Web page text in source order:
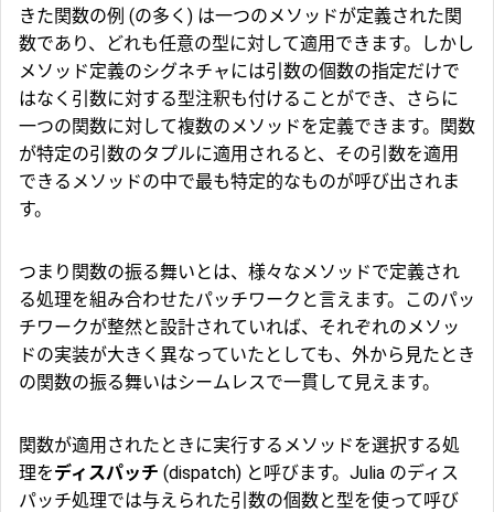
きた関数の例 (の多く) は一つのメソッドが定義された関
数であり、どれも任意の型に対して適用できます。しかし
メソッド定義のシグネチャには引数の個数の指定だけで
はなく引数に対する型注釈も付けることができ、さらに
一つの関数に対して複数のメソッドを定義できます。関数
が特定の引数のタプルに適用されると、その引数を適用
できるメソッドの中で最も特定的なものが呼び出されま
す。
つまり関数の振る舞いとは、様々なメソッドで定義され
る処理を組み合わせたパッチワークと言えます。このパッ
チワークが整然と設計されていれば、それぞれのメソッ
ドの実装が大きく異なっていたとしても、外から見たとき
の関数の振る舞いはシームレスで一貫して見えます。
関数が適用されたときに実行するメソッドを選択する処
理をディスパッチ (dispatch) と呼びます。Julia のディス
パッチ処理では与えられた引数の個数と型を使って呼び